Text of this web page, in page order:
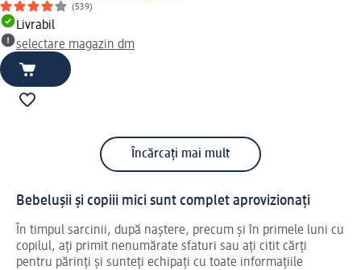
(539)
Livrabil
selectare magazin dm
Încărcați mai mult
Bebelușii și copiii mici sunt complet aprovizionați
În timpul sarcinii, după naștere, precum și în primele luni cu
copilul, ați primit nenumărate sfaturi sau ați citit cărți
pentru părinți și sunteți echipați cu toate informațiile